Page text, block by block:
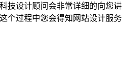
技设计顾问会非常详细的向您讲
个过程中您会得知网站设计服务